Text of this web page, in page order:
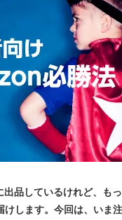
品しているけれど、も
けします。今回は、いま